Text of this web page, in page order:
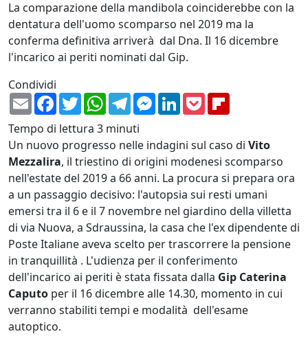
La comparazione della mandibola coinciderebbe con la
dentatura dell'uomo scomparso nel 2019 ma la
conferma definitiva arriverà dal Dna. Il 16 dicembre
l'incarico ai periti nominati dal Gip.
Condividi
EmailFacebook
TwitterWhatsApp
TelegramMessenger
LinkedIn
Pocket
Tempo di lettura 3 minuti
Un nuovo progresso nelle indagini sul caso di Vito
Mezzalira, il triestino di origini modenesi scomparso
nell'estate del 2019 a 66 anni. La procura si prepara ora
a un passaggio decisivo: l'autopsia sui resti umani
emersi tra il 6 e il 7 novembre nel giardino della villetta
di via Nuova, a Sdraussina, la casa che l'ex dipendente di
Poste Italiane aveva scelto per trascorrere la pensione
in tranquillità . L'udienza per il conferimento
dell'incarico ai periti è stata fissata dalla Gip Caterina
Caputo per il 16 dicembre alle 14.30, momento in cui
verranno stabiliti tempi e modalità dell'esame
autoptico.